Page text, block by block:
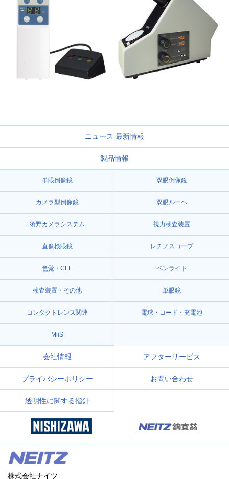
ニュース 最新情報
製品情報
単眼倒像鏡 双眼倒像鏡
カメラ型倒像鏡 双眼ルーペ
術野カメラシステム 視力検査装置
直像検眼鏡 レチノスコープ
色覚・CFF ペンライト
検査装置・その他 単眼鏡
コンタクトレンズ関連 電球・コード・充電池
MiiS
会社情報 アフターサービス
プライバシーポリシー お問い合わせ
透明性に関する指針
株式会社ナイツ